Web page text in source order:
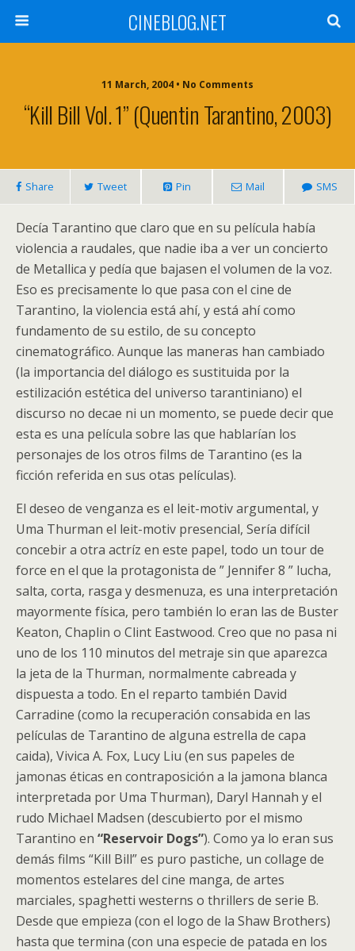
CINEBLOG.NET
11 March, 2004 • No Comments
“Kill Bill Vol. 1” (Quentin Tarantino, 2003)
Share Tweet Pin Mail SMS
Decía Tarantino que claro que en su película había
violencia a raudales, que nadie iba a ver un concierto
de Metallica y pedía que bajasen el volumen de la voz.
Eso es precisamente lo que pasa con el cine de
Tarantino, la violencia está ahí, y está ahí como
fundamento de su estilo, de su concepto
cinematográfico. Aunque las maneras han cambiado
(la importancia del diálogo es sustituida por la
estilización estética del universo tarantiniano) el
discurso no decae ni un momento, se puede decir que
esta es una película sobre las que hablarían los
personajes de los otros films de Tarantino (es la
ficción referida en sus otas películas).
El deseo de venganza es el leit-motiv argumental, y
Uma Thurman el leit-motiv presencial, Sería difícil
concebir a otra actríz en este papel, todo un tour de
force en el que la protagonista de ” Jennifer 8 ” lucha,
salta, corta, rasga y desmenuza, es una interpretación
mayormente física, pero también lo eran las de Buster
Keaton, Chaplin o Clint Eastwood. Creo que no pasa ni
uno de los 110 minutos del metraje sin que aparezca
la jeta de la Thurman, normalmente cabreada y
dispuesta a todo. En el reparto también David
Carradine (como la recuperación consabida en las
películas de Tarantino de alguna estrella de capa
caida), Vivica A. Fox, Lucy Liu (en sus papeles de
jamonas éticas en contraposición a la jamona blanca
interpretada por Uma Thurman), Daryl Hannah y el
rudo Michael Madsen (descubierto por el mismo
Tarantino en “Reservoir Dogs”). Como ya lo eran sus
demás films “Kill Bill” es puro pastiche, un collage de
momentos estelares del cine manga, de artes
marciales, spaghetti westerns o thrillers de serie B.
Desde que empieza (con el logo de la Shaw Brothers)
hasta que termina (con una especie de patada en los